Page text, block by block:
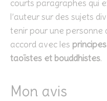
courts paragraphes qui
l’auteur sur des sujets
tenir pour une personne
accord avec les
taoïstes et bouddhistes.
Mon avis